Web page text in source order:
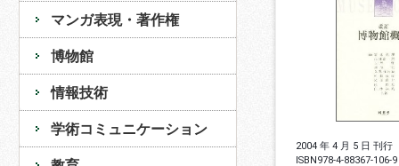
マンガ表現・著作権
博物館
情報技術
学術コミュニケーション
2004 年 4 月 5 日 刊行
ISBN978-4-88367-106-9